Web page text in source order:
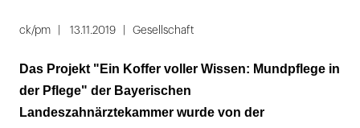
ck/pm 13.11.2019 Gesellschaft
Das Projekt "Ein Koffer voller Wissen: Mundpflege in
der Pflege" der Bayerischen
Landeszahnärztekammer wurde von der